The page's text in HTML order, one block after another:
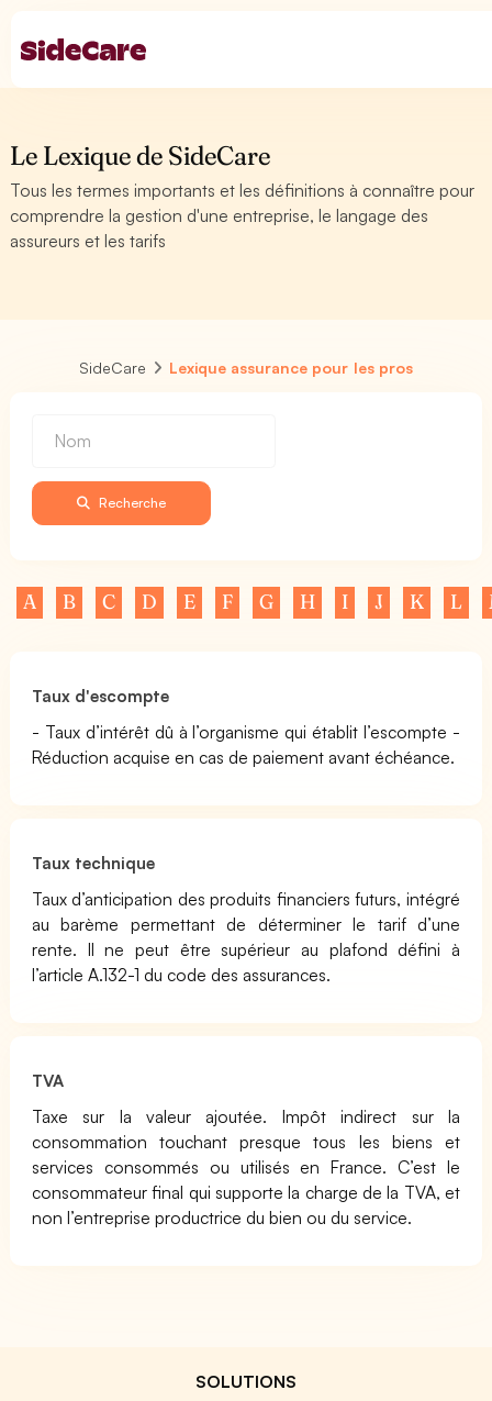
Le Lexique de SideCare
Tous les termes importants et les définitions à connaître pour
comprendre la gestion d'une entreprise, le langage des
assureurs et les tarifs
SideCare Lexique assurance pour les pros
Recherche
A B C D E F G H I J K L
Taux d'escompte
- Taux d’intérêt dû à l’organisme qui établit l’escompte -
Réduction acquise en cas de paiement avant échéance.
Taux technique
Taux d’anticipation des produits financiers futurs, intégré
au barème permettant de déterminer le tarif d’une
rente. Il ne peut être supérieur au plafond défini à
l’article A.132-1 du code des assurances.
TVA
Taxe sur la valeur ajoutée. Impôt indirect sur la
consommation touchant presque tous les biens et
services consommés ou utilisés en France. C’est le
consommateur final qui supporte la charge de la TVA, et
non l’entreprise productrice du bien ou du service.
SOLUTIONS